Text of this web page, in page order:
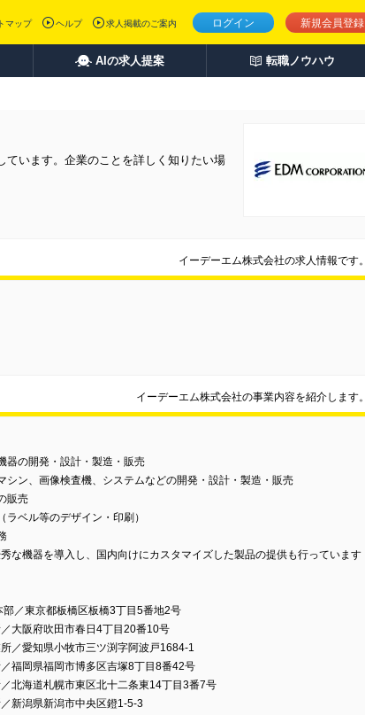
ログイン 新規会員登録
マップ ヘルプ 求人掲載のご案内
AIの求人提案 転職ノウハウ
ています。企業のことを詳しく知りたい場
イーデーエム株式会社の求人情報です。
イーデーエム株式会社の事業内容を紹介します。
器の開発・設計・製造・販売
シン、画像検査機、システムなどの開発・設計・製造・販売
販売
ラベル等のデザイン・印刷）
な機器を導入し、国内向けにカスタマイズした製品の提供も行っています
／東京都板橋区板橋3丁目5番地2号
大阪府吹田市春日4丁目20番10号
／愛知県小牧市三ツ渕字阿波戸1684-1
福岡県福岡市博多区吉塚8丁目8番42号
北海道札幌市東区北十二条東14丁目3番7号
新潟県新潟市中央区鐙1-5-3